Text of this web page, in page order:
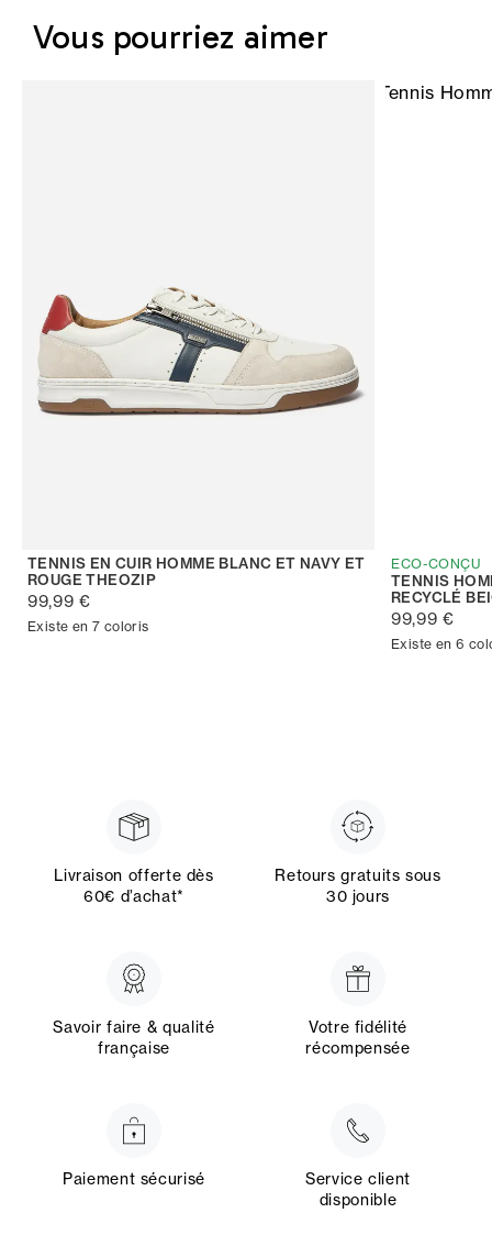
Vous pourriez aimer
TENNIS EN CUIR HOMME BLANC ET NAVY ET
ROUGE THEOZIP
99,99 €
Existe en 7 coloris
ECO-CONÇU
TENNIS
RECYCLÉ
99,99 €
Existe en 6
Livraison offerte dès
60€ d’achat*
Retours gratuits sous
30 jours
Savoir faire & qualité
française
Votre fidélité
récompensée
Paiement sécurisé
Service client
disponible